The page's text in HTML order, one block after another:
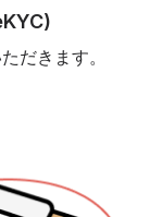
だきます。